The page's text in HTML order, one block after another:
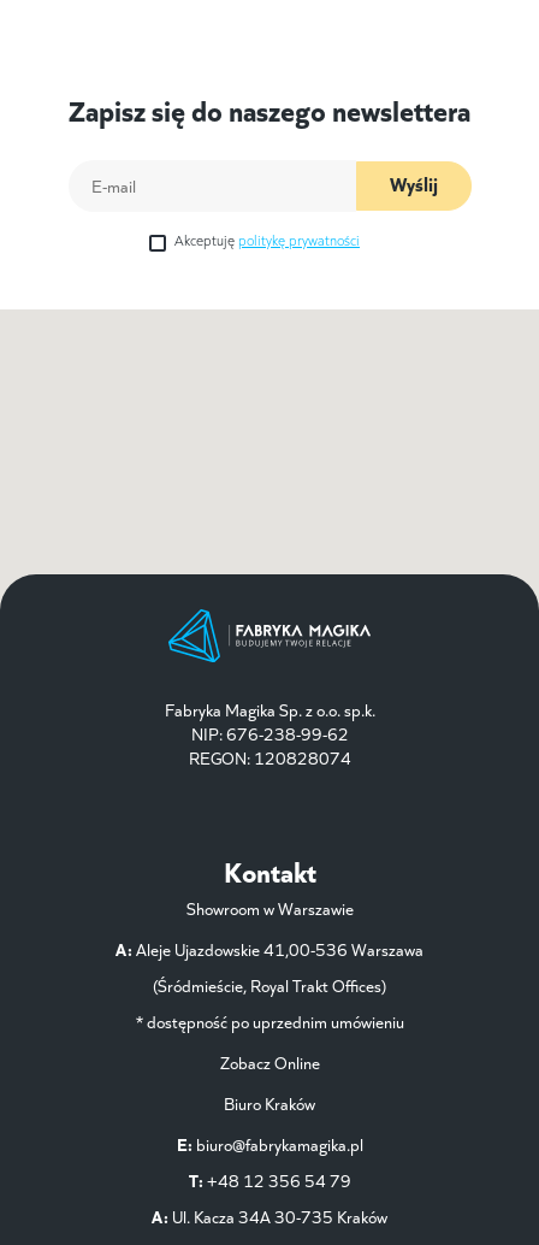
Zapisz się do naszego newslettera
Wyślij
Akceptuję politykę prywatności
Fabryka Magika Sp. z o.o. sp.k.
NIP: 676-238-99-62
REGON: 120828074
Kontakt
Showroom w Warszawie
A: Aleje Ujazdowskie 41,00-536 Warszawa
(Śródmieście, Royal Trakt Offices)
* dostępność po uprzednim umówieniu
Zobacz Online
Biuro Kraków
E: biuro@fabrykamagika.pl
T: +48 12 356 54 79
A: Ul. Kacza 34A 30-735 Kraków